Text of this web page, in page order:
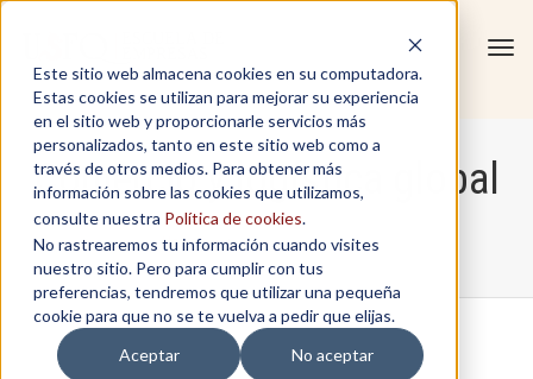
Este sitio web almacena cookies en su computadora.
Estas cookies se utilizan para mejorar su experiencia
en el sitio web y proporcionarle servicios más
personalizados, tanto en este sitio web como a
través de otros medios. Para obtener más
información sobre las cookies que utilizamos,
consulte nuestra Política de cookies.
No rastrearemos tu información cuando visites
nuestro sitio. Pero para cumplir con tus
preferencias, tendremos que utilizar una pequeña
cookie para que no se te vuelva a pedir que elijas.
Aceptar
No aceptar
Comercio y logística global
Home / Comercio y logística global